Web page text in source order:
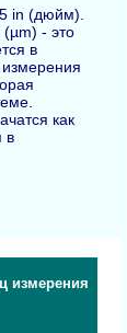
in (дюйм).
- это
в
как
в
измерения